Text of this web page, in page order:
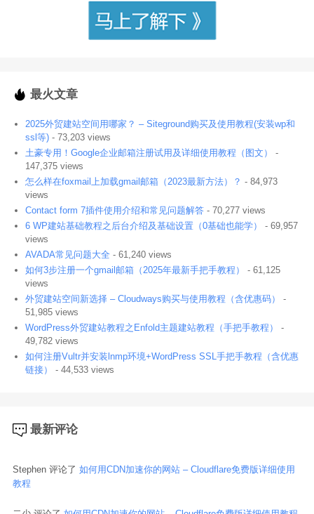
最火文章
2025外贸建站空间用哪家？ – Siteground购买及使用教程(安装wp和
ssl等)- 73,203 views
土豪专用！Google企业邮箱注册试用及详细使用教程（图文）
-
147,375 views
怎么样在foxmail上加载gmail邮箱（2023最新方法）？ - 84,973
views
Contact form 7插件使用介绍和常见问题解答- 70,277 views
6 WP建站基础教程之后台介绍及基础设置（0基础也能学）
- 69,957
views
AVADA常见问题大全- 61,240 views
如何3步注册一个gmail邮箱（2025年最新手把手教程）
- 61,125
views
外贸建站空间新选择 – Cloudways购买与使用教程（含优惠码）
-
51,985 views
WordPress外贸建站教程之Enfold主题建站教程（手把手教程）
-
49,782 views
如何注册Vultr并安装lnmp环境+WordPress SSL手把手教程（含优惠
链接）
- 44,533 views
最新评论
Stephen 评论了 如何用CDN加速你的网站 – Cloudflare免费版详细使用
教程